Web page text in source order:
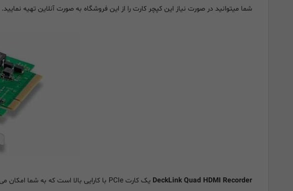
شما میتوانید در صورت نیاز این کپچر کارت را از این فروشگاه به صورت آنلاین تهیه نمایید.
DeckLink Quad HDMI Recorder